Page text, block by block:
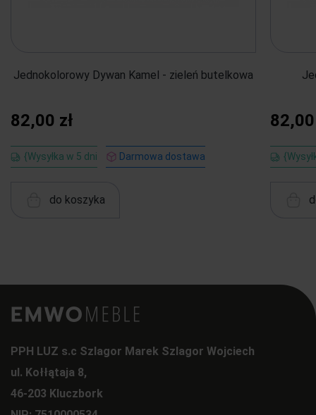
Jednokolorowy Dywan Kamel - zieleń butelkowa
82,00 zł
{Wysyłka w 5 dni Darmowa dostawa
do koszyka
82,00
PPH LUZ s.c Szlagor Marek Szlagor Wojciech
ul. Kołłątaja 8,
46-203 Kluczbork